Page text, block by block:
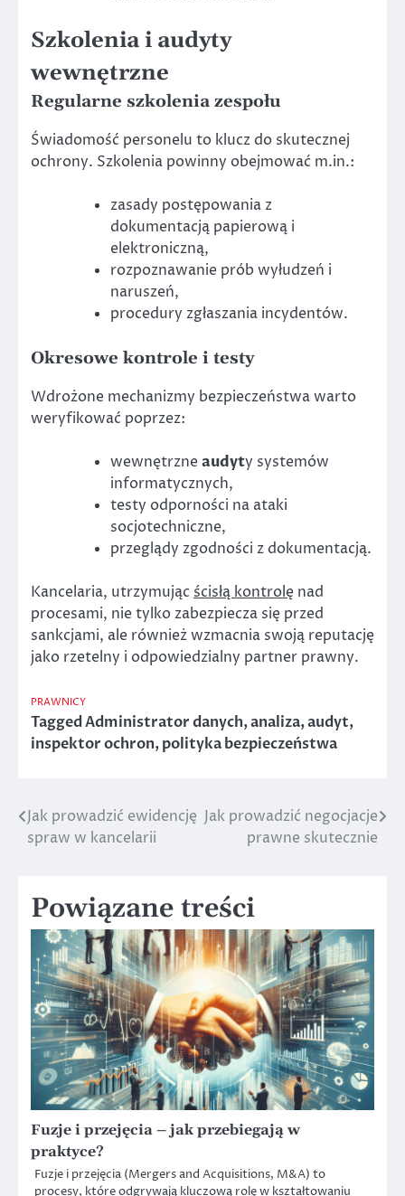
Szkolenia i audyty
wewnętrzne
Regularne szkolenia zespołu
Świadomość personelu to klucz do skutecznej
ochrony. Szkolenia powinny obejmować m.in.:
zasady postępowania z
dokumentacją papierową i
elektroniczną,
rozpoznawanie prób wyłudzeń i
naruszeń,
procedury zgłaszania incydentów.
Okresowe kontrole i testy
Wdrożone mechanizmy bezpieczeństwa warto
weryfikować poprzez:
wewnętrzneaudyty systemów
informatycznych,
testy odporności na ataki
socjotechniczne,
przeglądy zgodności z dokumentacją.
Kancelaria, utrzymując ścisłą kontrolę nad
procesami, nie tylko zabezpiecza się przed
sankcjami, ale również wzmacnia swoją reputację
jako rzetelny i odpowiedzialny partner prawny.
PRAWNICY
TaggedAdministrator danych,analiza,audyt,
inspektor ochron,polityka bezpieczeństwa
Nawigacja
wpisu
Jak prowadzić ewidencję
spraw w kancelarii
Jak prowadzić negocjacje
prawne skutecznie
Powiązane treści
Fuzje i przejęcia – jak przebiegają w
praktyce?
Fuzje i przejęcia (Mergers and Acquisitions, M&A) to
procesy, które odgrywają kluczową rolę w kształtowaniu